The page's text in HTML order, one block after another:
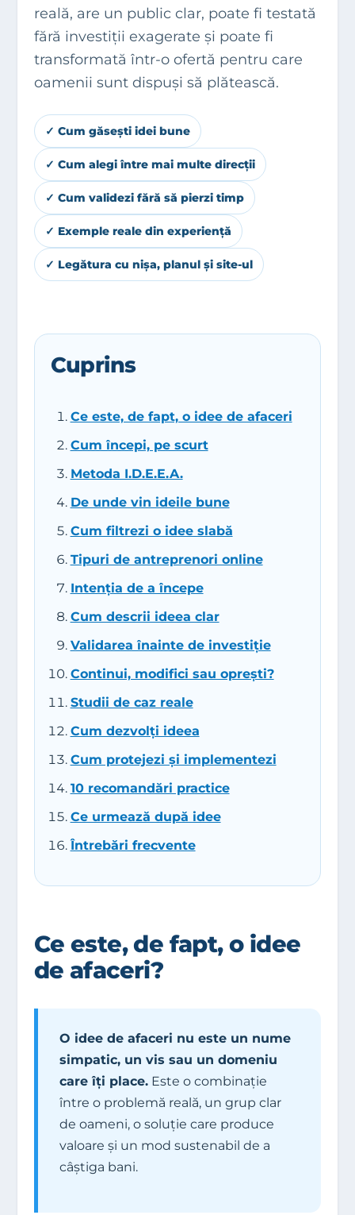
reală, are un public clar, poate fi testată
fără investiții exagerate și poate fi
transformată într-o ofertă pentru care
oamenii sunt dispuși să plătească.
✓ Cum găsești idei bune
✓ Cum alegi între mai multe direcții
✓ Cum validezi fără să pierzi timp
✓ Exemple reale din experiență
✓ Legătura cu nișa, planul și site-ul
Cuprins
Ce este, de fapt, o idee de afaceri
Cum începi, pe scurt
Metoda I.D.E.E.A.
De unde vin ideile bune
Cum filtrezi o idee slabă
Tipuri de antreprenori online
Intenția de a începe
Cum descrii ideea clar
Validarea înainte de investiție
Continui, modifici sau oprești?
Studii de caz reale
Cum dezvolți ideea
Cum protejezi și implementezi
10 recomandări practice
Ce urmează după idee
Întrebări frecvente
Ce este, de fapt, o idee
de afaceri?
O idee de afaceri nu este un nume
simpatic, un vis sau un domeniu
care îți place.Este o combinație
între o problemă reală, un grup clar
de oameni, o soluție care produce
valoare și un mod sustenabil de a
câștiga bani.